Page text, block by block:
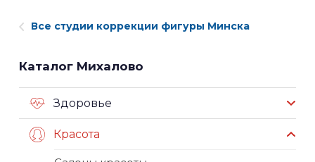
Все студии коррекции фигуры Минска
Каталог Михалово
Здоровье
Красота